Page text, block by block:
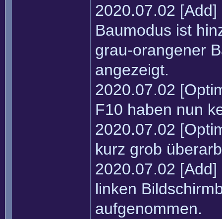
2020.07.02
Baumodus ist
grau-orangener
angezeigt.
2020.07.02
F10 haben nun
2020.07.02
kurz grob
2020.07.02
linken
aufgenommen.